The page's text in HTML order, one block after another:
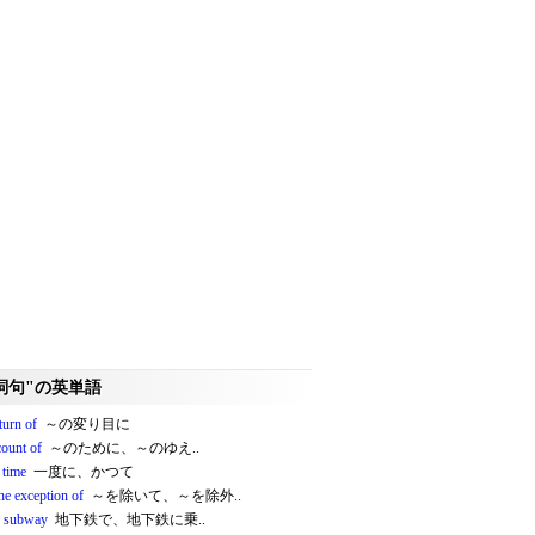
句"の英単語
of ～の変り目に
of ～のために、～のゆえ..
time 一度に、かつて
exception of ～を除いて、～を除外..
subway 地下鉄で、地下鉄に乗..